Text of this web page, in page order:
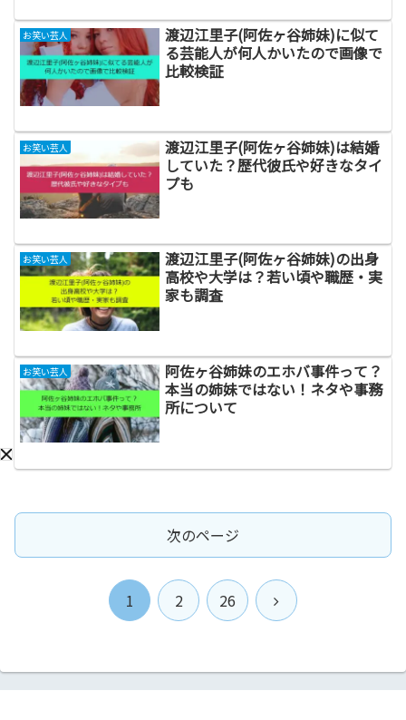
お笑い芸人
渡辺江里子(阿佐ヶ谷姉妹)に似て
る芸能人が何人かいたので画像で
比較検証
お笑い芸人
渡辺江里子(阿佐ヶ谷姉妹)は結婚
していた？歴代彼氏や好きなタイ
プも
お笑い芸人
渡辺江里子(阿佐ヶ谷姉妹)の出身
高校や大学は？若い頃や職歴・実
家も調査
お笑い芸人
阿佐ヶ谷姉妹のエホバ事件って？
本当の姉妹ではない！ネタや事務
所について
次のページ
1 2 26
次